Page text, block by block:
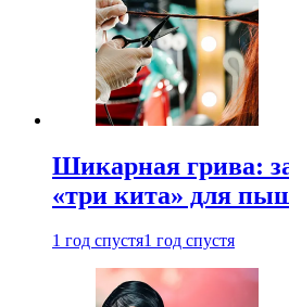
Шикарная грива:
«три кита» для
1 год спустя1 год спустя